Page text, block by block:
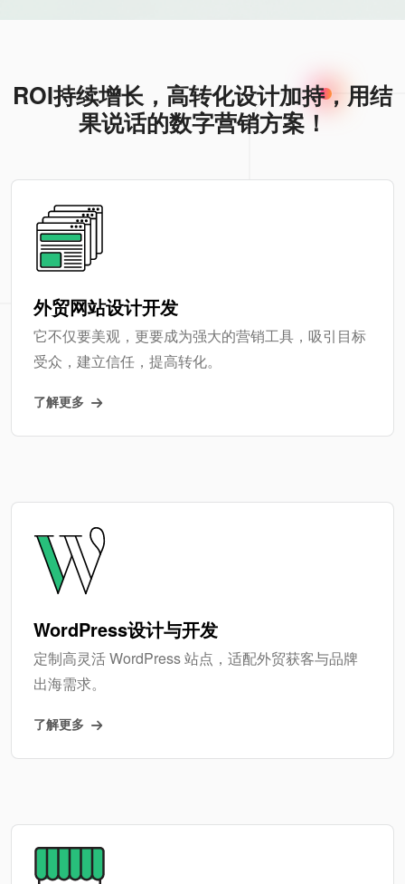
ROI持续增长，高转化设计加持，用结
果说话的数字营销方案！
外贸网站设计开发
它不仅要美观，更要成为强大的营销工具，吸引目标
受众，建立信任，提高转化。
了解更多
WordPress设计与开发
定制高灵活 WordPress 站点，适配外贸获客与品牌
出海需求。
了解更多